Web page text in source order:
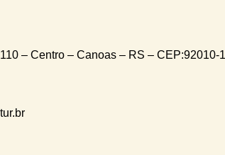
– Centro – Canoas – RS – CEP:92010-